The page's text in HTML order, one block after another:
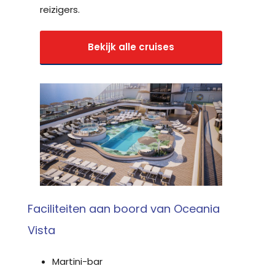
reizigers.
Bekijk alle cruises
Faciliteiten aan boord van Oceania
Vista
Martini-bar